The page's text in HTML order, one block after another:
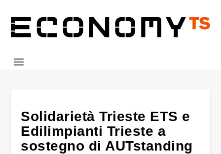
Solidarietà Trieste ETS e
Edilimpianti Trieste a
sostegno di AUTstanding